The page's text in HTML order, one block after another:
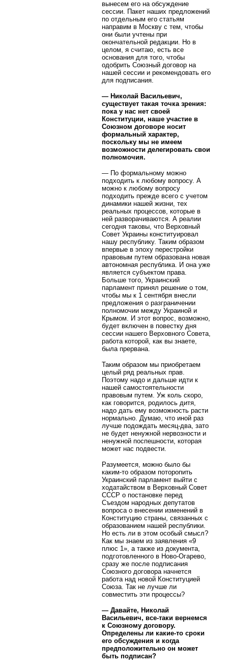
вынесем его на обсуждение
сессии. Пакет наших предложений
по отдельным его статьям
направим в Москву с тем, чтобы
они были учтены при
окончательной редакции. Но в
целом, я считаю, есть все
основания для того, чтобы
одобрить Союзный договор на
нашей сессии и рекомендовать его
для подписания.
— Николай Васильевич,
существует такая точка зрения:
пока у нас нет своей
Конституции, наше участие в
Союзном договоре носит
формальный характер,
поскольку мы не имеем
возможности делегировать свои
полномочия.
— По формальному можно
подходить к любому вопросу. А
можно к любому вопросу
подходить прежде всего с учетом
динамики нашей жизни, тех
реальных процессов, которые в
ней разворачиваются. А реалии
сегодня таковы, что Верховный
Совет Украины конституировал
нашу республику. Таким образом
впервые в эпоху перестройки
правовым путем образована новая
автономная республика. И она уже
является субъектом права.
Больше того, Украинский
парламент принял решение о том,
чтобы мы к 1 сентября внесли
предложения о разграничении
полномочии между Украиной и
Крымом. И этот вопрос, возможно,
будет включен в повестку дня
сессии нашего Верховного Совета,
работа которой, как вы знаете,
была прервана.
Таким образом мы приобретаем
целый ряд реальных прав.
Поэтому надо и дальше идти к
нашей самостоятельности
правовым путем. Уж коль скоро,
как говорится, родилось дитя,
надо дать ему возможность расти
нормально. Думаю, что иной раз
лучше подождать месяц-два, зато
не будет ненужной нервозности и
ненужной поспешности, которая
может нас подвести.
Разумеется, можно было бы
каким-то образом поторопить
Украинский парламент выйти с
ходатайством в Верховный Совет
СССР о постановке перед
Съездом народных депутатов
вопроса о внесении изменений в
Конституцию страны, связанных с
образованием нашей республики.
Но есть ли в этом особый смысл?
Как мы знаем из заявления «9
плюс 1», а также из документа,
подготовленного в Ново-Огарево,
сразу же после подписания
Союзного договора начнется
работа над новой Конституцией
Союза. Так не лучше ли
совместить эти процессы?
— Давайте, Николай
Васильевич, все-таки вернемся
к Союзному договору.
Определены ли какие-то сроки
его обсуждения и когда
предположительно он может
быть подписан?